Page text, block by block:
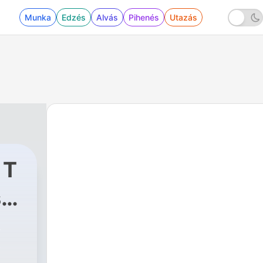
Munka Edzés Alvás Pihenés Utazás